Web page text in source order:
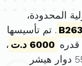
المحدودة،
. تم تأسيسها
6000 د.ت
،
ويقع مقرها الرئيسي في نهج 5562 دوار هيشر